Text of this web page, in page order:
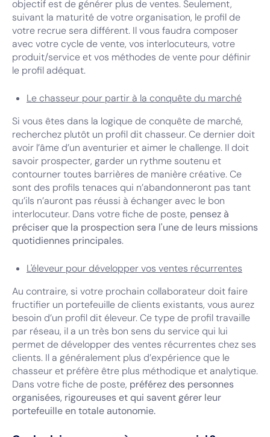
objectif est de générer plus de ventes. Seulement,
suivant la maturité de votre organisation, le profil de
votre recrue sera différent. Il vous faudra composer
avec votre cycle de vente, vos interlocuteurs, votre
produit/service et vos méthodes de vente pour définir
le profil adéquat.
Le chasseur pour partir à la conquête du marché
Si vous êtes dans la logique de conquête de marché,
recherchez plutôt un profil dit chasseur. Ce dernier doit
avoir l’âme d’un aventurier et aimer le challenge. Il doit
savoir prospecter, garder un rythme soutenu et
contourner toutes barrières de manière créative. Ce
sont des profils tenaces qui n’abandonneront pas tant
qu’ils n’auront pas réussi à échanger avec le bon
interlocuteur. Dans votre fiche de poste, pensez à
préciser que la prospection sera l'une de leurs missions
quotidiennes principales.
L'éleveur pour développer vos ventes récurrentes
Au contraire, si votre prochain collaborateur doit faire
fructifier un portefeuille de clients existants, vous aurez
besoin d’un profil dit éleveur. Ce type de profil travaille
par réseau, il a un très bon sens du service qui lui
permet de développer des ventes récurrentes chez ses
clients. Il a généralement plus d’expérience que le
chasseur et préfère être plus méthodique et analytique.
Dans votre fiche de poste, préférez des personnes
organisées, rigoureuses et qui savent gérer leur
portefeuille en totale autonomie.